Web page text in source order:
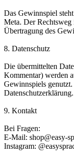
Das Gewinnspiel
Meta. Der Rechtsweg
Übertragung des
8. Datenschutz
Die übermittelten
Kommentar) werden
Gewinnspiels
Datenschutzerklärung.
9. Kontakt
Bei Fragen:
E-Mail: shop@easy-
Instagram: